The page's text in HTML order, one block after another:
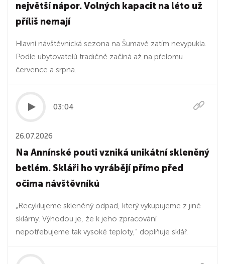
největší nápor. Volných kapacit na léto už
příliš nemají
Hlavní návštěvnická sezona na Šumavě zatím nevypukla.
Podle ubytovatelů tradičně začíná až na přelomu
července a srpna.
03:04
26.07.2026
Na Annínské pouti vzniká unikátní skleněný
betlém. Skláři ho vyrábějí přímo před
očima návštěvníků
„Recyklujeme skleněný odpad, který vykupujeme z jiné
sklárny. Výhodou je, že k jeho zpracování
nepotřebujeme tak vysoké teploty,“ doplňuje sklář.